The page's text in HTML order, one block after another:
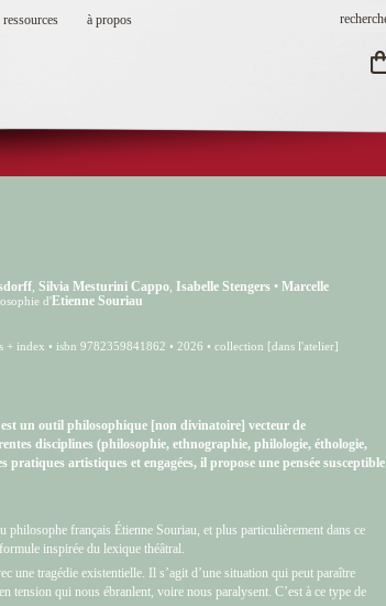
ressources à propos
, Silvia Mesturini Cappo, Isabelle Stengers • Marcelle
d'Etienne Souriau
+ index • isbn 9782359841862 • 2026 • collection [dans l'atelier]
un outil philosophique [non divinatoire] vecteur de
disciplines (philosophie, ethnographie, philologie, éthologie,
pratiques artistiques et engagées, il propose une pensée susceptible
français Étienne Souriau, et plus particulièrement dans ce
inspirée du lexique théâtral.
une tragédie existentielle. Il s’agit d’une situation qui peut paraître
tension qui nous ébranlent, voire nous paralysent. C’est à ce type de